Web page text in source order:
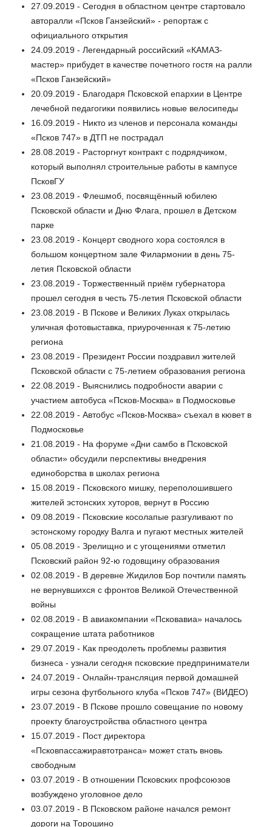
27.09.2019 - Сегодня в областном центре стартовало
авторалли «Псков Ганзейский» - репортаж с
официального открытия
24.09.2019 - Легендарный российский «КАМАЗ-
мастер» прибудет в качестве почетного гостя на ралли
«Псков Ганзейский»
20.09.2019 - Благодаря Псковской епархии в Центре
лечебной педагогики появились новые велосипеды
16.09.2019 - Никто из членов и персонала команды
«Псков 747» в ДТП не пострадал
28.08.2019 - Расторгнут контракт с подрядчиком,
который выполнял строительные работы в кампусе
ПсковГУ
23.08.2019 - Флешмоб, посвящённый юбилею
Псковской области и Дню Флага, прошел в Детском
парке
23.08.2019 - Концерт сводного хора состоялся в
большом концертном зале Филармонии в день 75-
летия Псковской области
23.08.2019 - Торжественный приём губернатора
прошел сегодня в честь 75-летия Псковской области
23.08.2019 - В Пскове и Великих Луках открылась
уличная фотовыставка, приуроченная к 75-летию
региона
23.08.2019 - Президент России поздравил жителей
Псковской области с 75-летием образования региона
22.08.2019 - Выяснились подробности аварии с
участием автобуса «Псков-Москва» в Подмосковье
22.08.2019 - Автобус «Псков-Москва» съехал в кювет в
Подмосковье
21.08.2019 - На форуме «Дни самбо в Псковской
области» обсудили перспективы внедрения
единоборства в школах региона
15.08.2019 - Псковского мишку, переполошившего
жителей эстонских хуторов, вернут в Россию
09.08.2019 - Псковские косолапые разгуливают по
эстонскому городку Валга и пугают местных жителей
05.08.2019 - Зрелищно и с угощениями отметил
Псковский район 92-ю годовщину образования
02.08.2019 - В деревне Жидилов Бор почтили память
не вернувшихся с фронтов Великой Отечественной
войны
02.08.2019 - В авиакомпании «Псковавиа» началось
сокращение штата работников
29.07.2019 - Как преодолеть проблемы развития
бизнеса - узнали сегодня псковские предприниматели
24.07.2019 - Онлайн-трансляция первой домашней
игры сезона футбольного клуба «Псков 747» (ВИДЕО)
23.07.2019 - В Пскове прошло совещание по новому
проекту благоустройства областного центра
15.07.2019 - Пост директора
«Псковпассажиравтотранса» может стать вновь
свободным
03.07.2019 - В отношении Псковских профсоюзов
возбуждено уголовное дело
03.07.2019 - В Псковском районе начался ремонт
дороги на Торошино